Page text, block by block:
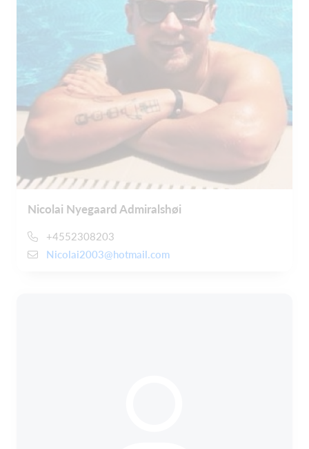
Nicolai Nyegaard Admiralshøi
+4552308203
Nicolai2003@hotmail.com